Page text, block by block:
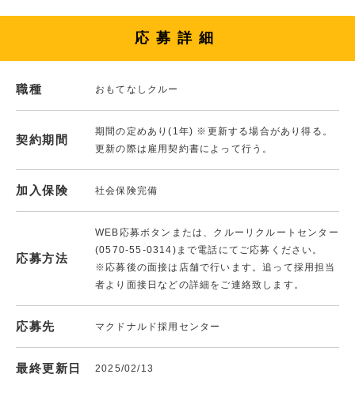
応募詳細
職種 おもてなしクルー
契約期間
期間の定めあり(1年) ※更新する場合があり得る。
更新の際は雇用契約書によって行う。
加入保険 社会保険完備
応募方法
WEB応募ボタンまたは、クルーリクルートセンター
(0570-55-0314)まで電話にてご応募ください。
※応募後の面接は店舗で行います。追って採用担当
者より面接日などの詳細をご連絡致します。
応募先 マクドナルド採用センター
最終更新日 2025/02/13